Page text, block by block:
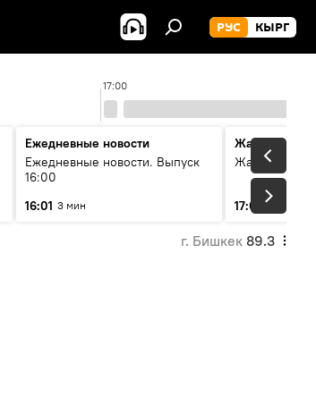
РУС КЫРГ
17:00
Ежедневные новости
Ежедневные новости. Выпуск
16:00
16:01 3 мин
Жаңылыктар
17:01 3 мин
г. Бишкек 89.3